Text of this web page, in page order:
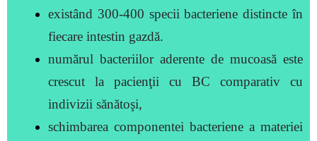
existând 300-400 specii bacteriene distincte în
fiecare intestin gazdă.
numărul bacteriilor aderente de mucoasă este
crescut la pacienţii cu BC comparativ cu
indivizii sănătoşi,
schimbarea componentei bacteriene a materiei